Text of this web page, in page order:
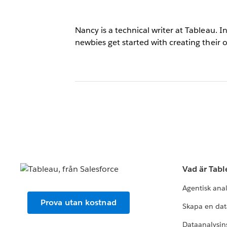
Nancy is a technical writer at Tableau.
newbies get started with creating their
Prova utan kostnad
Vad är
Agentisk
Skapa en